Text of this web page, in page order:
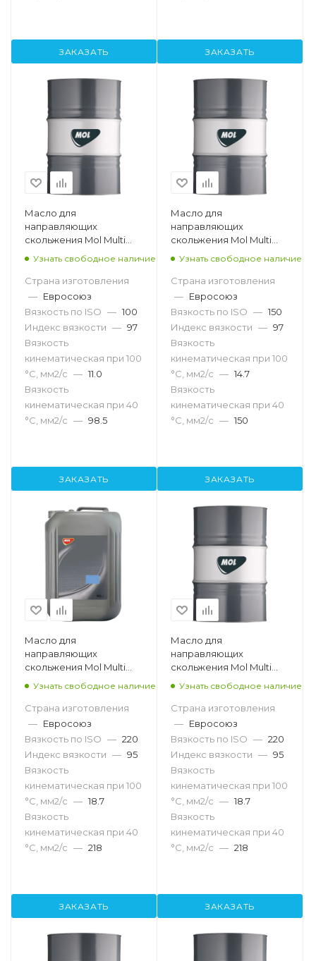
ЗАКАЗАТЬ ЗАКАЗАТЬ
Масло для
направляющих
скольжения Mol Multi
Узнать свободное наличие
Страна изготовления
— Евросоюз
Вязкость по ISO — 100
Индекс вязкости — 97
Вязкость
кинематическая при 100
°С, мм2/с — 11.0
Вязкость
кинематическая при 40
°С, мм2/с — 98.5
ЗАКАЗАТЬ
Масло для
направляющих
скольжения Mol Multi
SW 150, 180кг
Узнать свободное наличие
Страна изготовления
— Евросоюз
Вязкость по ISO — 150
Индекс вязкости — 97
Вязкость
кинематическая при 100
°С, мм2/с — 14.7
Вязкость
кинематическая при 40
°С, мм2/с — 150
ЗАКАЗАТЬ
Масло для
направляющих
скольжения Mol Multi
Узнать свободное наличие
Страна изготовления
— Евросоюз
Вязкость по ISO — 220
Индекс вязкости — 95
Вязкость
кинематическая при 100
°С, мм2/с — 18.7
Вязкость
кинематическая при 40
°С, мм2/с — 218
ЗАКАЗАТЬ
Масло для
направляющих
скольжения Mol Multi
SW 220, 180кг
Узнать свободное наличие
Страна изготовления
— Евросоюз
Вязкость по ISO — 220
Индекс вязкости — 95
Вязкость
кинематическая при 100
°С, мм2/с — 18.7
Вязкость
кинематическая при 40
°С, мм2/с — 218
ЗАКАЗАТЬ